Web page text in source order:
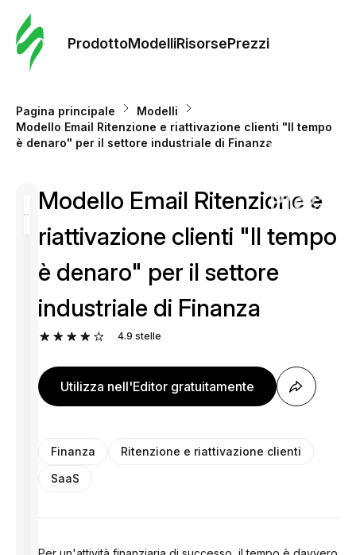
ProdottoModelliRisorsePrezzi
Prezzi
Pagina principale
Modelli
Modello Email Ritenzione e riattivazione clienti "Il tempo
è denaro" per il settore industriale di Finanza
Modello Email Ritenzione e
riattivazione clienti "Il tempo
è denaro" per il settore
industriale di Finanza
4.9 stelle
Utilizza nell'Editor gratuitamente
Finanza
Ritenzione e riattivazione clienti
SaaS